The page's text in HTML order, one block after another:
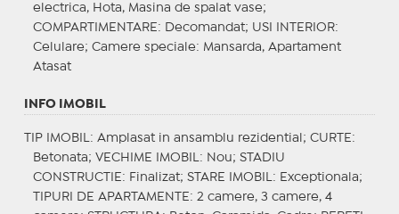
electrica, Hota, Masina de spalat vase;
COMPARTIMENTARE : Decomandat; USI INTERIOR:
Celulare; Camere speciale: Mansarda, Apartament
Atasat
INFO IMOBIL
TIP IMOBIL : Amplasat in ansamblu rezidential; CURTE :
Betonata; VECHIME IMOBIL : Nou; STADIU
CONSTRUCTIE : Finalizat; STARE IMOBIL : Exceptionala;
TIPURI DE APARTAMENTE : 2 camere, 3 camere, 4